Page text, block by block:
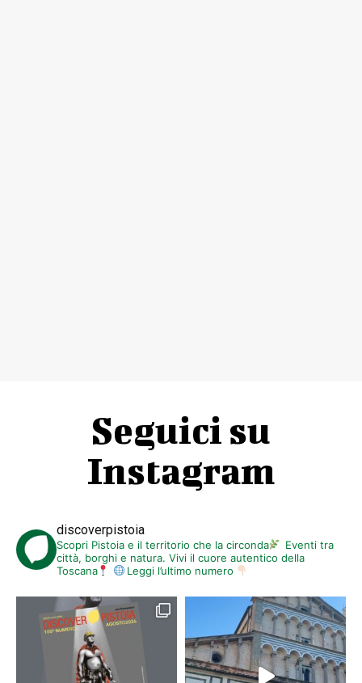
Seguici su
Instagram
discoverpistoia
Scopri Pistoia e il territorio che la circonda
Eventi tra
città, borghi e natura. Vivi il cuore autentico della
Toscana
Leggi l’ultimo numero